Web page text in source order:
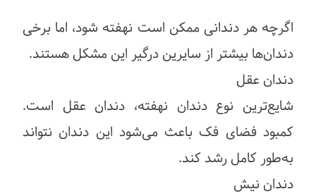
اگرچه هر دندانی ممکن است نهفته شود، اما برخی
دندان‌ها بیشتر از سایرین درگیر این مشکل هستند.
دندان عقل
شایع‌ترین نوع دندان نهفته، دندان عقل است.
کمبود فضای فک باعث می‌شود این دندان نتواند
به‌طور کامل رشد کند.
دندان نیش